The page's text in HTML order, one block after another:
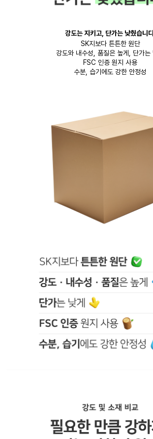
강도는 지키고, 단가는 낮췄습니
SK지보다 튼튼한 원단
강도와 내수성, 품질은 높게, 단가는
FSC 인증 원지 사용
수분, 습기에도 강한 안정성